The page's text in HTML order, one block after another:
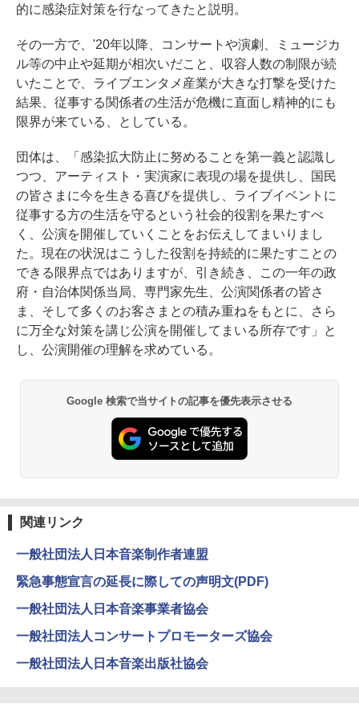
的に感染症対策を行なってきたと説明。
その一方で、'20年以降、コンサートや演劇、ミュージカ
ル等の中止や延期が相次いだこと、収容人数の制限が続
いたことで、ライブエンタメ産業が大きな打撃を受けた
結果、従事する関係者の生活が危機に直面し精神的にも
限界が来ている、としている。
団体は、「感染拡大防止に努めることを第一義と認識し
つつ、アーティスト・実演家に表現の場を提供し、国民
の皆さまに今を生きる喜びを提供し、ライブイベントに
従事する方の生活を守るという社会的役割を果たすべ
く、公演を開催していくことをお伝えしてまいりまし
た。現在の状況はこうした役割を持続的に果たすことの
できる限界点ではありますが、引き続き、この一年の政
府・自治体関係当局、専門家先生、公演関係者の皆さ
ま、そして多くのお客さまとの積み重ねをもとに、さら
に万全な対策を講じ公演を開催してまいる所存です」と
し、公演開催の理解を求めている。
Google 検索で当サイトの記事を優先表示させる
関連リンク
一般社団法人日本音楽制作者連盟
緊急事態宣言の延長に際しての声明文(PDF)
一般社団法人日本音楽事業者協会
一般社団法人コンサートプロモーターズ協会
一般社団法人日本音楽出版社協会